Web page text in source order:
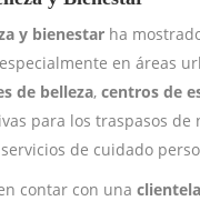
y bienestar ha
en áreas
de belleza, centros de
para los traspasos de
de cuidado
contar con una